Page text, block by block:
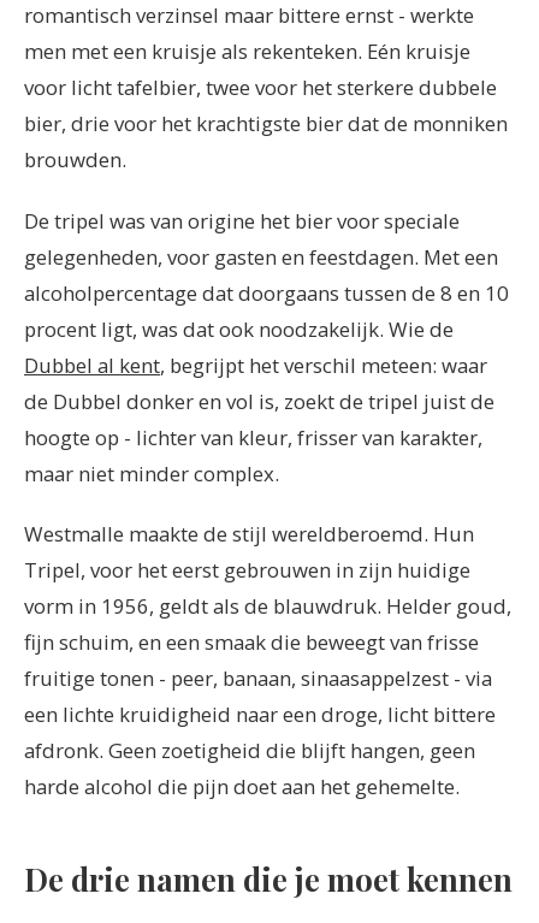
romantisch verzinsel maar bittere ernst - werkte
men met een kruisje als rekenteken. Eén kruisje
voor licht tafelbier, twee voor het sterkere dubbele
bier, drie voor het krachtigste bier dat de monniken
brouwden.
De tripel was van origine het bier voor speciale
gelegenheden, voor gasten en feestdagen. Met een
alcoholpercentage dat doorgaans tussen de 8 en 10
procent ligt, was dat ook noodzakelijk. Wie de
Dubbel al kent, begrijpt het verschil meteen: waar
de Dubbel donker en vol is, zoekt de tripel juist de
hoogte op - lichter van kleur, frisser van karakter,
maar niet minder complex.
Westmalle maakte de stijl wereldberoemd. Hun
Tripel, voor het eerst gebrouwen in zijn huidige
vorm in 1956, geldt als de blauwdruk. Helder goud,
fijn schuim, en een smaak die beweegt van frisse
fruitige tonen - peer, banaan, sinaasappelzest - via
een lichte kruidigheid naar een droge, licht bittere
afdronk. Geen zoetigheid die blijft hangen, geen
harde alcohol die pijn doet aan het gehemelte.
De drie namen die je moet kennen